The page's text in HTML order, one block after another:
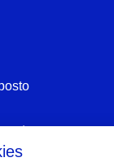
à 11:30h e